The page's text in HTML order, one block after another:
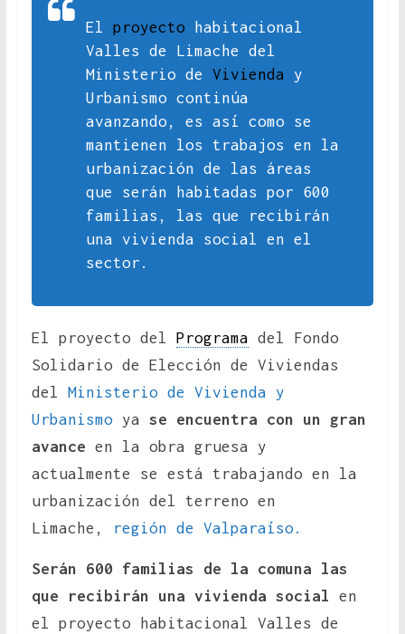
El proyecto habitacional
Valles de Limache del
Ministerio de Vivienda y
Urbanismo continúa
avanzando, es así como se
mantienen los trabajos en la
urbanización de las áreas
que serán habitadas por 600
familias, las que recibirán
una vivienda social en el
sector.
El proyecto del Programa del Fondo
Solidario de Elección de Viviendas
del Ministerio de Vivienda y
Urbanismo ya se encuentra con un gran
avance en la obra gruesa y
actualmente se está trabajando en la
urbanización del terreno en
Limache,
región de Valparaíso.
Serán 600 familias de la comuna las
que recibirán una vivienda social en
el proyecto habitacional Valles de